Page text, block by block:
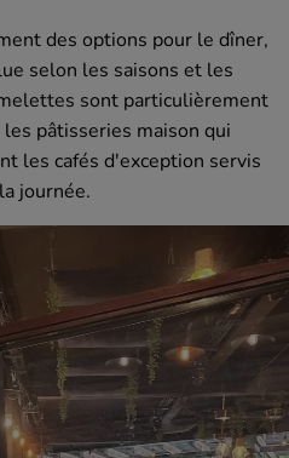
des options pour le dîner,
selon les saisons et les
sont particulièrement
pâtisseries maison qui
les cafés d'exception servis
journée.